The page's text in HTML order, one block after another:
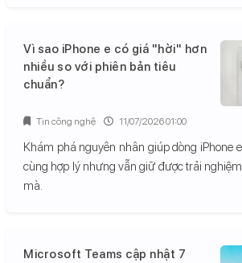
Vì sao iPhone e có giá "hời" hơn
nhiều so với phiên bản tiêu
chuẩn?
Khám phá nguyên nhân giúp dòng iPhone
cùng hợp lý nhưng vẫn giữ được trải
mà.
Tin công nghệ 11/07/2026 01:00
Microsoft Teams cập nhật 7